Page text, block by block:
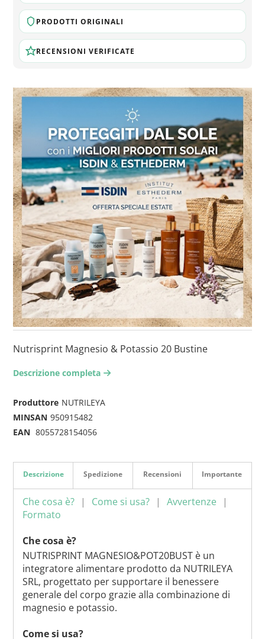
PRODOTTI ORIGINALI
RECENSIONI VERIFICATE
Nutrisprint Magnesio & Potassio 20 Bustine
Descrizione completa arrow-right2
Produttore NUTRILEYA
MINSAN 950915482
EAN 8055728154056
Descrizione
Che cosa è? Come si usa?
Avvertenze
Formato
Che cosa è?
NUTRISPRINT MAGNESIO&POT20BUST è un
integratore alimentare prodotto da NUTRILEYA
SRL, progettato per supportare il benessere
generale del corpo grazie alla combinazione di
magnesio e potassio.
Come si usa?
Spedizione Recensioni Importante